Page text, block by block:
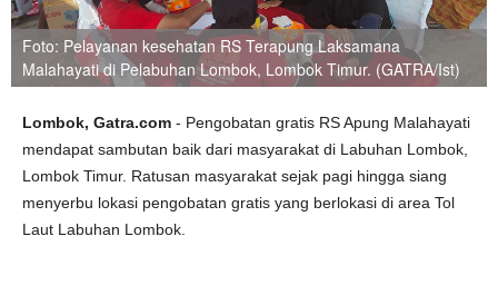
Foto: Pelayanan kesehatan RS Terapung Laksamana
Malahayati di Pelabuhan Lombok, Lombok Timur. (GATRA/Ist)
Lombok, Gatra.com - Pengobatan gratis RS Apung Malahayati
mendapat sambutan baik dari masyarakat di Labuhan Lombok,
Lombok Timur. Ratusan masyarakat sejak pagi hingga siang
menyerbu lokasi pengobatan gratis yang berlokasi di area Tol
Laut Labuhan Lombok.